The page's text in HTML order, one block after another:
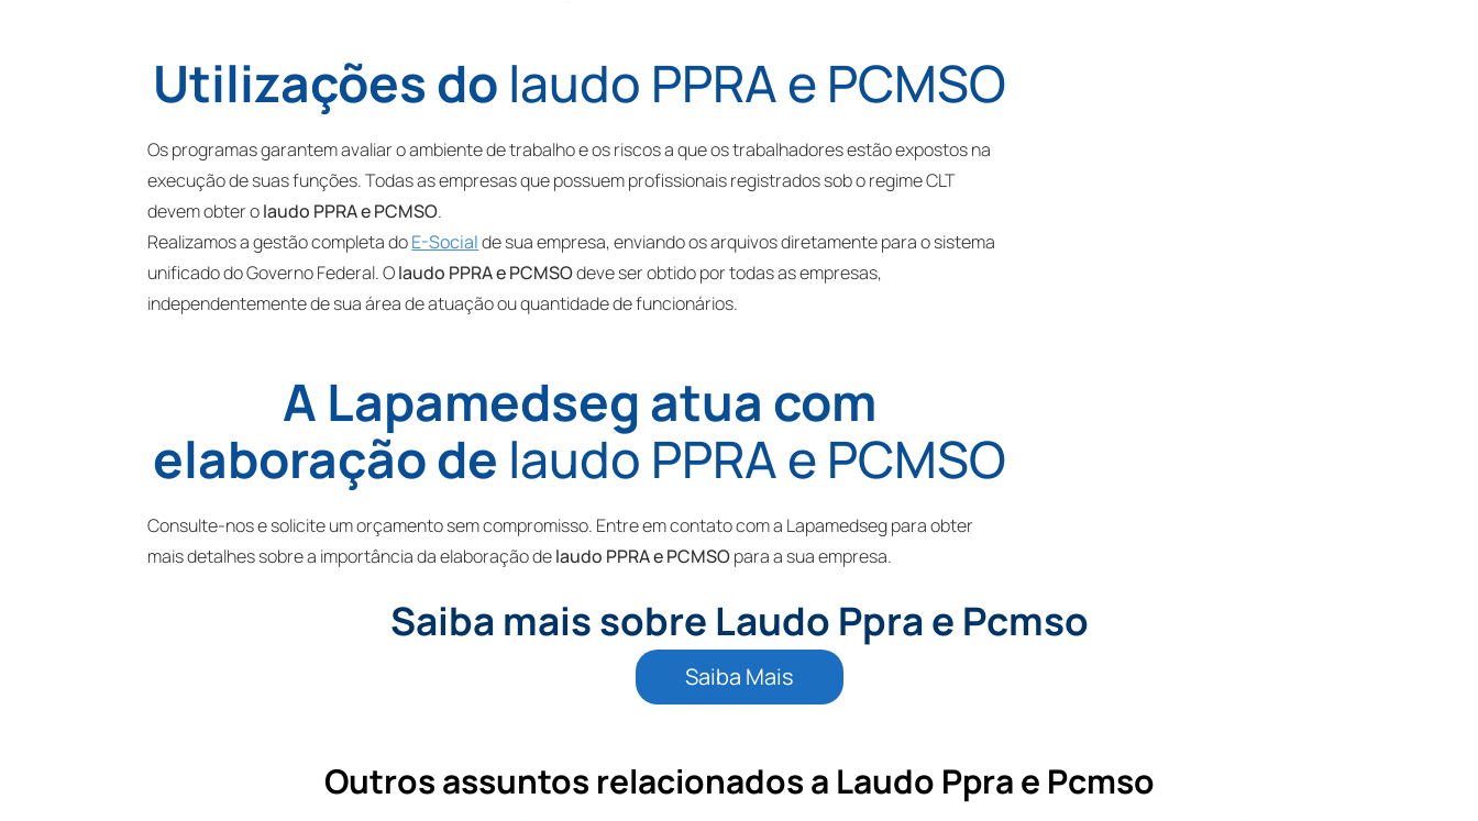
Utilizações do laudo PPRA e PCMSO
Os programas garantem avaliar o ambiente de trabalho e os riscos a que os trabalhadores estão expostos na
execução de suas funções. Todas as empresas que possuem profissionais registrados sob o regime CLT
devem obter olaudo PPRA e PCMSO.
Realizamos a gestão completa doE-Socialde sua empresa, enviando os arquivos diretamente para o sistema
unificado do Governo Federal. Olaudo PPRA e PCMSOdeve ser obtido por todas as empresas,
independentemente de sua área de atuação ou quantidade de funcionários.
A Lapamedseg atua com
elaboração de laudo PPRA e PCMSO
Consulte-nos e solicite um orçamento sem compromisso. Entre em contato com a Lapamedseg para obter
mais detalhes sobre a importância da elaboração delaudo PPRA e PCMSOpara a sua empresa.
Saiba mais sobre Laudo Ppra e Pcmso
Saiba Mais
Outros assuntos relacionados a Laudo Ppra e Pcmso